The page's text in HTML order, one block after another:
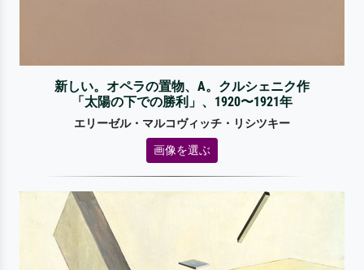
新しい。オペラの置物、A。クルシェニク作
「太陽の下での勝利」、1920〜1921年
エリーゼル・マルコヴィッチ・リシツキー
画像を選ぶ